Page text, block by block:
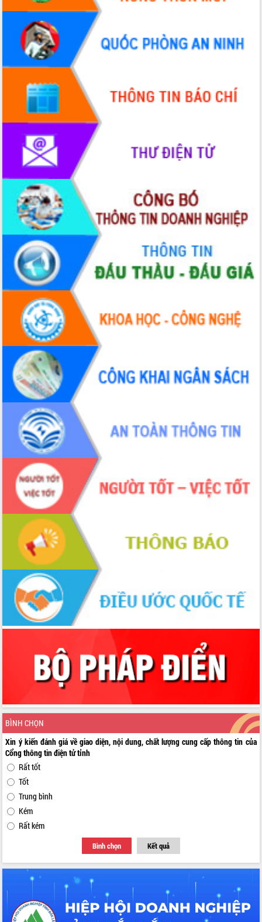
BÌNH CHỌN
Xin ý kiến đánh giá về giao diện, nội dung, chất lượng cung cấp thông tin của
Cổng thông tin điện tử tỉnh
Rất tốt
Tốt
Trung bình
Kém
Rất kém
Bình chọn Kết quả